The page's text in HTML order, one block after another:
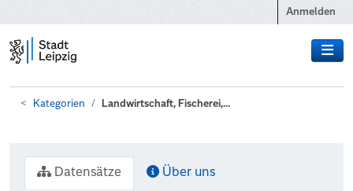
Anmelden
Kategorien Landwirtschaft, Fischerei,...
Datensätze Über uns